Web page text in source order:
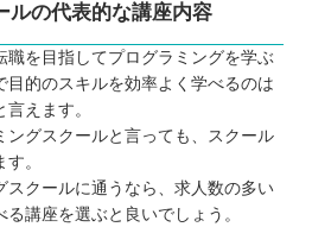
ルの代表的な講座内容
職を目指してプログラミングを学ぶ
目的のスキルを効率よく学べるのは
えます。
ングスクールと言っても、スクール
。
スクールに通うなら、求人数の多い
講座を選ぶと良いでしょう。